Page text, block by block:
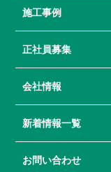
施工事例
正社員募集
会社情報
新着情報一覧
お問い合わせ